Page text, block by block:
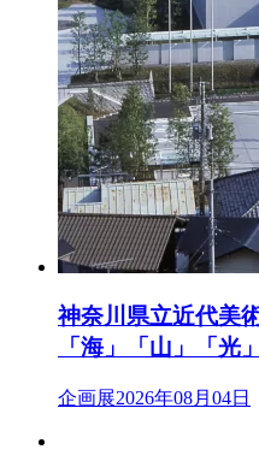
神奈川県立近代美
「海」「山」「
企画展2026年08月04日